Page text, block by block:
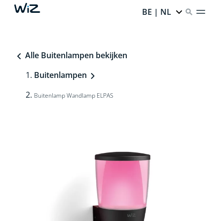
BE | NL
Alle Buitenlampen bekijken
Buitenlampen
Buitenlamp Wandlamp ELPAS